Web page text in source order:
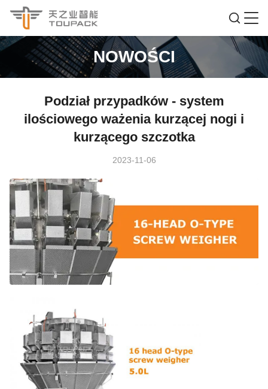
NOWOŚCI
Podział przypadków - system
ilościowego ważenia kurzącej nogi i
kurzącego szczotka
2023-11-06